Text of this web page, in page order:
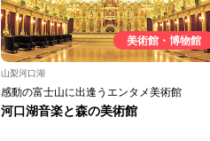
美術館・博物館
山梨河口湖
感動の富士山に出逢うエンタメ美術館
河口湖音楽と森の美術館